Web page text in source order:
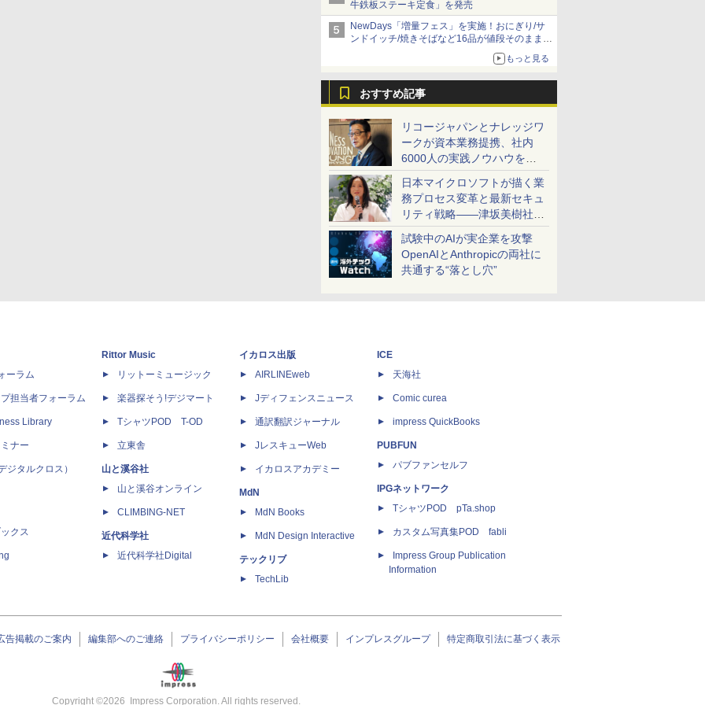
牛鉄板ステーキ定食」を発売
NewDays「増量フェス」を実施！おにぎり/サ
ンドイッチ/焼きそばなど16品が値段そのままで
もっと見る
おすすめ記事
リコージャパンとナレッジワ
ークが資本業務提携、社内
6000人の実践ノウハウを生
かした「AI商談記録 for
RICOH」を展開へ
日本マイクロソフトが描く業
務プロセス変革と最新セキュ
リティ戦略――津坂美樹社長
が2027年度戦略を説明
試験中のAIが実企業を攻撃
OpenAIとAnthropicの両社に
共通する“落とし穴”
ーラム
担当者フォーラム
Library
ナー
ジタルクロス）
クス
Rittor Music
リットーミュージック
楽器探そう!デジマート
TシャツPOD T-OD
立東舎
山と溪谷社
山と溪谷オンライン
CLIMBING-NET
近代科学社
近代科学社Digital
イカロス出版
AIRLINEweb
Jディフェンスニュース
通訳翻訳ジャーナル
JレスキューWeb
イカロスアカデミー
MdN
MdN Books
MdN Design Interactive
テックリブ
TechLib
ICE
天海社
Comic curea
impress QuickBooks
PUBFUN
パブファンセルフ
IPGネットワーク
TシャツPOD pTa.shop
カスタム写真集POD fabli
Impress Group Publication
Information
告掲載のご案内 編集部へのご連絡 プライバシーポリシー 会社概要 インプレスグループ 特定商取引法に基づく表示
Copyright ©2026 Impress Corporation. All rights reserved.